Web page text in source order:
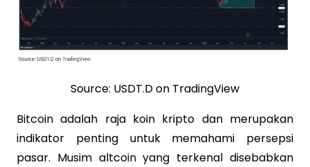
Source: USDT.D on TradingView
Bitcoin adalah raja koin kripto dan merupakan
indikator penting untuk memahami persepsi
pasar. Musim altcoin yang terkenal disebabkan